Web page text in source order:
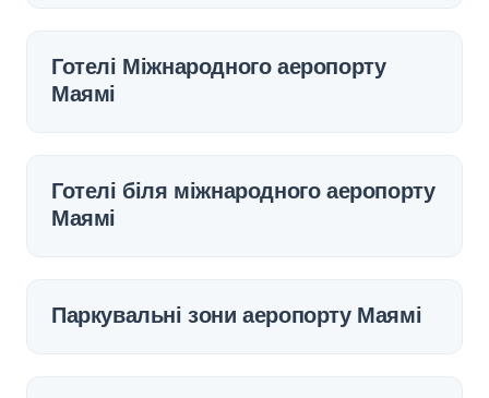
Готелі Міжнародного аеропорту
Маямі
Готелі біля міжнародного аеропорту
Маямі
Паркувальні зони аеропорту Маямі